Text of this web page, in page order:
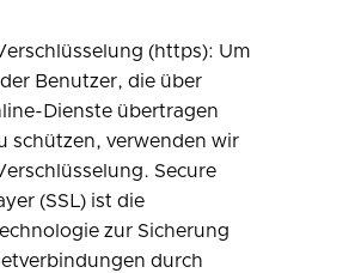
(https): Um
Benutzer, die über
Dienste übertragen
schützen, verwenden wir
Secure
(SSL) ist die
zur Sicherung
durch